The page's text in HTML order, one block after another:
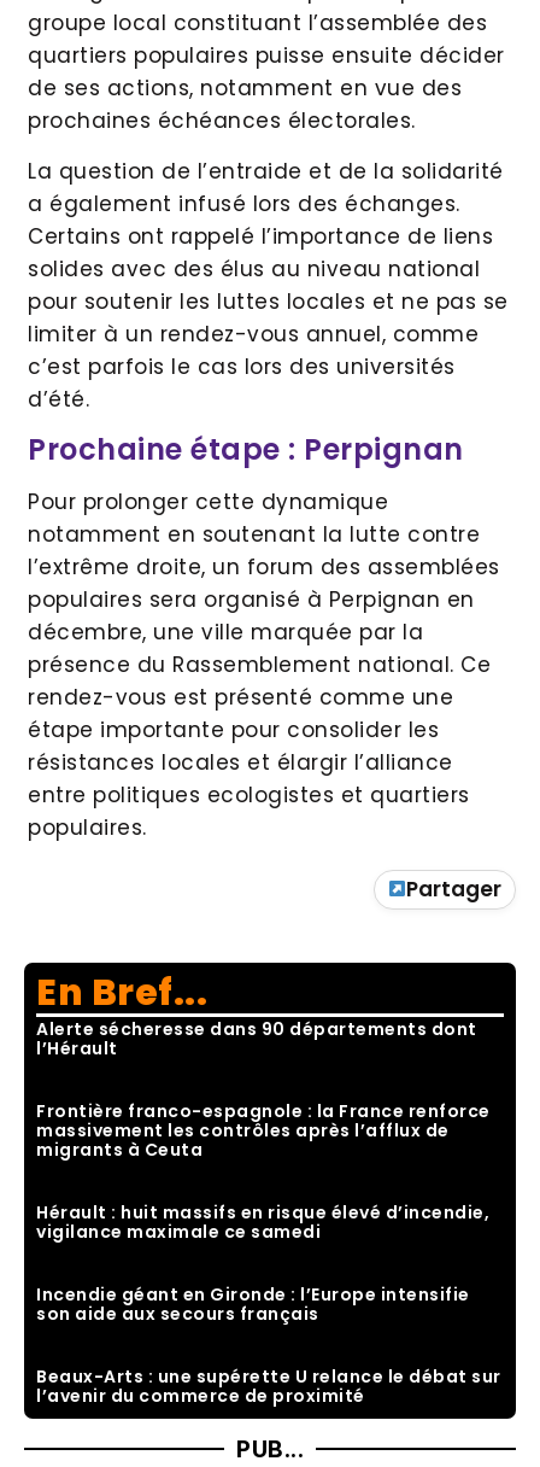
groupe local constituant l’assemblée des
quartiers populaires puisse ensuite décider
de ses actions, notamment en vue des
prochaines échéances électorales.
La question de l’entraide et de la solidarité
a également infusé lors des échanges.
Certains ont rappelé l’importance de liens
solides avec des élus au niveau national
pour soutenir les luttes locales et ne pas se
limiter à un rendez-vous annuel, comme
c’est parfois le cas lors des universités
d’été.
Prochaine étape : Perpignan
Pour prolonger cette dynamique
notamment en soutenant la lutte contre
l’extrême droite, un forum des assemblées
populaires sera organisé à Perpignan en
décembre, une ville marquée par la
présence du Rassemblement national. Ce
rendez-vous est présenté comme une
étape importante pour consolider les
résistances locales et élargir l’alliance
entre politiques ecologistes et quartiers
populaires.
Partager
En Bref...
Alerte sécheresse dans 90 départements dont
l’Hérault
Frontière franco-espagnole : la France renforce
massivement les contrôles après l’afflux de
migrants à Ceuta
Hérault : huit massifs en risque élevé d’incendie,
vigilance maximale ce samedi
Incendie géant en Gironde : l’Europe intensifie
son aide aux secours français
Beaux-Arts : une supérette U relance le débat sur
l’avenir du commerce de proximité
PUB...